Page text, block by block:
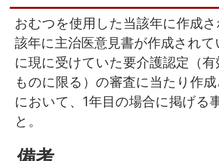
おむつを使用した当該年に作成
該年に主治医意見書が作成され
に現に受けていた要介護認定（
ものに限る）の審査に当たり作
において、1年目の場合に掲げる
と。